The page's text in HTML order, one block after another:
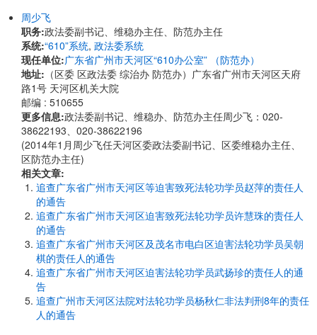
周少飞
职务:政法委副书记、维稳办主任、防范办主任
系统:“610”系统, 政法委系统
现任单位:广东省广州市天河区“610办公室” （防范办）
地址: ​​（区委 区政法委 综治办 防范办）广东省广州市天河区天府
路1号 天河区机关大院
邮编 : 510655
更多信息:政法委副书记、维稳办、防范办主任周少飞：020-
38622193、020-38622196
(2014年1月周少飞任天河区委政法委副书记、区委维稳办主任、
区防范办主任)
相关文章:
追查广东省广州市天河区等迫害致死法轮功学员赵萍的责任人
的通告
追查广东省广州市天河区迫害致死法轮功学员许慧珠的责任人
的通告
追查广东省广州市天河区及茂名市电白区迫害法轮功学员吴朝
棋的责任人的通告
追查广东省广州市天河区迫害法轮功学员武扬珍的责任人的通
告
追查广州市天河区法院对法轮功学员杨秋仁非法判刑8年的责任
人的通告